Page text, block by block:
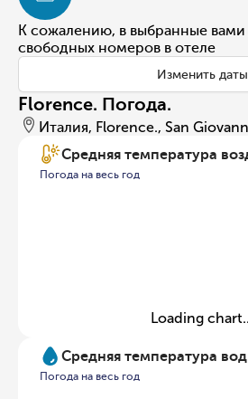
К сожалению, в выбранные вами
свободных номеров в отеле
Изменить даты
Florence. Погода.
Италия, Florence., San
Средняя температура
Погода на весь год
Loading
Средняя температура
Погода на весь год